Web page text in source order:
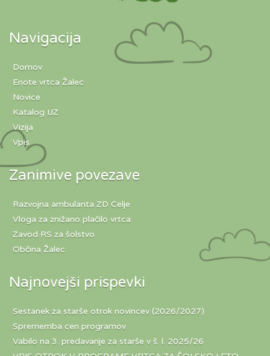
Navigacija
Domov
Enote vrtca Žalec
Novice
Katalog IJZ
Vizija
Vpis
Zanimive povezave
Razvojna ambulanta ZD Celje
Vloga za znižano plačilo vrtca
Zavod RS za šolstvo
Občina Žalec
Najnovejši prispevki
Sestanek za starše otrok novincev (2026/2027)
Sprememba cen programov
Vabilo na 3. predavanje za starše v š. l. 2025/26